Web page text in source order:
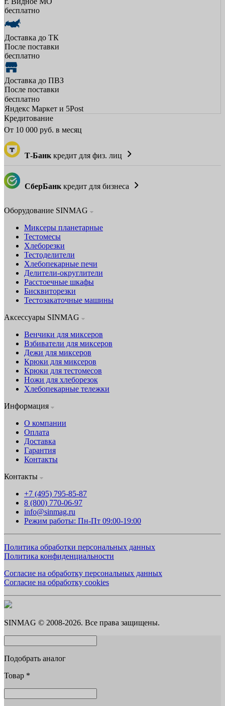
бесплатно
Доставка до ТК
После поставки
бесплатно
Доставка до ПВЗ
После поставки
бесплатно
Яндекс Маркет и 5Post
Кредитование
От 10 000 руб. в месяц
Т-Банк кредит для физ. лиц
СберБанк кредит для бизнеса
Оборудование SINMAG
Миксеры планетарные
Тестомесы
Хлеборезки
Тестоделители
Хлебопекарные печи
Делители-округлители
Расстоечные шкафы
Бисквиторезки
Тестозакаточные машины
Аксессуары SINMAG
Венчики для миксеров
Взбиватели для миксеров
Дежи для миксеров
Крюки для миксеров
Крюки для тестомесов
Ножи для хлеборезок
Хлебопекарные тележки
Информация
О компании
Оплата
Доставка
Гарантия
Контакты
Контакты
+7 (495) 795-85-87
8 (800) 770-06-97
info@sinmag.ru
Режим работы: Пн-Пт 09:00-19:00
Политика обработки персональных данных
Политика конфиденциальности
Согласие на обработку персональных данных
Согласие на обработку cookies
SINMAG © 2008-2026. Все права защищены.
Подобрать аналог
Товар *